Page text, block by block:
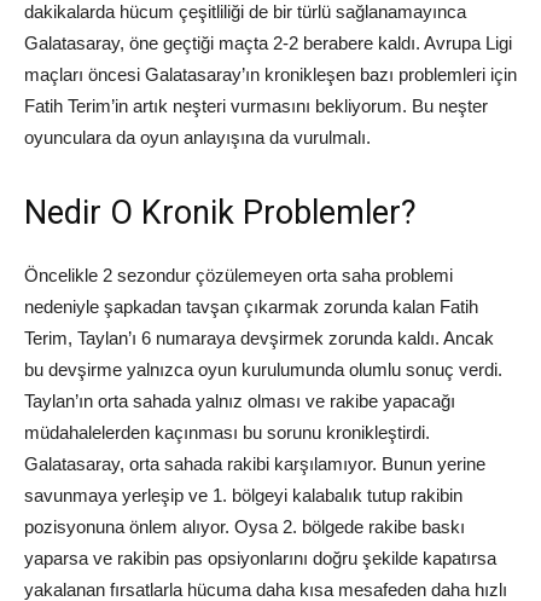
dakikalarda hücum çeşitliliği de bir türlü sağlanamayınca
Galatasaray, öne geçtiği maçta 2-2 berabere kaldı. Avrupa Ligi
maçları öncesi Galatasaray’ın kronikleşen bazı problemleri için
Fatih Terim’in artık neşteri vurmasını bekliyorum. Bu neşter
oyunculara da oyun anlayışına da vurulmalı.
Nedir O Kronik Problemler?
Öncelikle 2 sezondur çözülemeyen orta saha problemi
nedeniyle şapkadan tavşan çıkarmak zorunda kalan Fatih
Terim, Taylan’ı 6 numaraya devşirmek zorunda kaldı. Ancak
bu devşirme yalnızca oyun kurulumunda olumlu sonuç verdi.
Taylan’ın orta sahada yalnız olması ve rakibe yapacağı
müdahalelerden kaçınması bu sorunu kronikleştirdi.
Galatasaray, orta sahada rakibi karşılamıyor. Bunun yerine
savunmaya yerleşip ve 1. bölgeyi kalabalık tutup rakibin
pozisyonuna önlem alıyor. Oysa 2. bölgede rakibe baskı
yaparsa ve rakibin pas opsiyonlarını doğru şekilde kapatırsa
yakalanan fırsatlarla hücuma daha kısa mesafeden daha hızlı